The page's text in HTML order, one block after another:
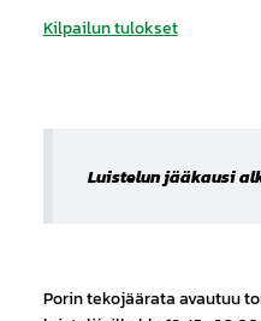
Kilpailun tulokset
Luistelun jääkausi
Porin tekojäärata avautuu